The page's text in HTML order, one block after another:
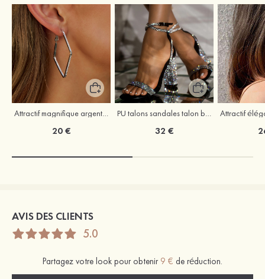
20 € 32 €
AVIS DES CLIENTS
5.0
Partagez votre look pour obtenir 9 € de réduction.